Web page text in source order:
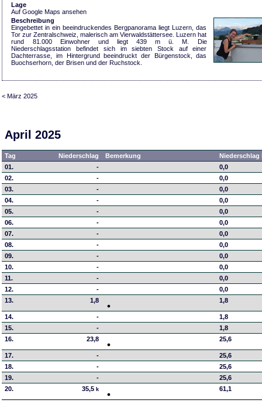
Lage
Auf Google Maps ansehen
Beschreibung
Eingebettet in ein beeindruckendes Bergpanorama liegt Luzern, das
Tor zur Zentralschweiz, malerisch am Vierwaldstättersee. Luzern hat
rund 81.000 Einwohner und liegt 439 m ü. M. Die
Niederschlagsstation befindet sich im siebten Stock auf einer
Dachterrasse, im Hintergrund beeindruckt der Bürgenstock, das
Buochserhorn, der Brisen und der Ruchstock.
< März 2025
April 2025
Tag Niederschlag Bemerkung
01.
-
0,0
02.
-
0,0
03.
-
0,0
04.
-
0,0
05.
-
0,0
06.
-
0,0
07.
-
0,0
08.
-
0,0
09.
-
0,0
10.
-
0,0
11.
-
0,0
12.
-
0,0
13.
1,8 1,8
14. -
1,8
15.
-
1,8
16.
23,8 25,6
17. -
25,6
18.
-
25,6
19.
-
25,6
20.
35,5k 61,1